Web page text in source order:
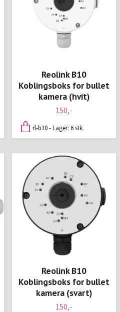
Reolink B10
Koblingsboks for bullet
kamera (hvit)
150,-
rl-b10 - Lager: 6 stk.
Reolink B10
Koblingsboks for bullet
kamera (svart)
150,-